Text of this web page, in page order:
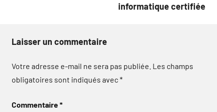
informatique certifiée
Laisser un commentaire
Votre adresse e-mail ne sera pas publiée. Les champs
obligatoires sont indiqués avec*
Commentaire*